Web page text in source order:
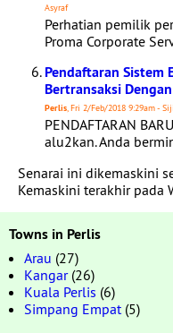
Asyraf
Perhatian pemilik
Proma Corporate
Pendaftaran Sistem
Bertransaksi
Perlis, Fri 2/Feb/2018 9:29am -
PENDAFTARAN
alu2kan. Anda
Senarai ini dikemaskini
Kemaskini terakhir pada
Towns in Perlis
Arau (27)
Kangar(26)
Kuala Perlis (6)
Simpang Empat(5)